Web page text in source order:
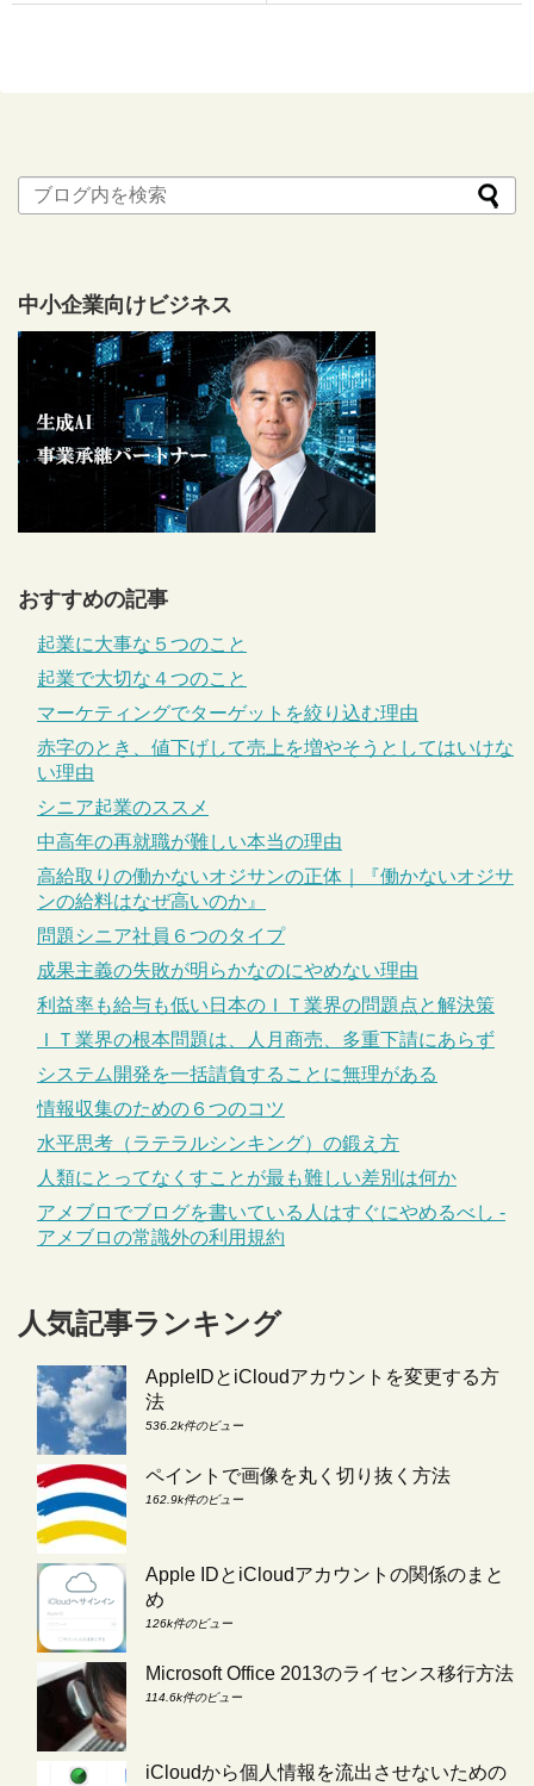
中小企業向けビジネス
おすすめの記事
起業に大事な５つのこと
起業で大切な４つのこと
マーケティングでターゲットを絞り込む理由
赤字のとき、値下げして売上を増やそうとしてはいけな
い理由
シニア起業のススメ
中高年の再就職が難しい本当の理由
高給取りの働かないオジサンの正体｜『働かないオジサ
ンの給料はなぜ高いのか』
問題シニア社員６つのタイプ
成果主義の失敗が明らかなのにやめない理由
利益率も給与も低い日本のＩＴ業界の問題点と解決策
ＩＴ業界の根本問題は、人月商売、多重下請にあらず
システム開発を一括請負することに無理がある
情報収集のための６つのコツ
水平思考（ラテラルシンキング）の鍛え方
人類にとってなくすことが最も難しい差別は何か
アメブロでブログを書いている人はすぐにやめるべし -
アメブロの常識外の利用規約
人気記事ランキング
AppleIDとiCloudアカウントを変更する方
法
536.2k件のビュー
ペイントで画像を丸く切り抜く方法
162.9k件のビュー
Apple IDとiCloudアカウントの関係のまと
め
126k件のビュー
Microsoft Office 2013のライセンス移行方法
114.6k件のビュー
iCloudから個人情報を流出させないための